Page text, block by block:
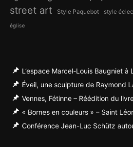
street art Style Paquebot style
église
L’espace Marcel-Louis Baugniet à
Éveil, une sculpture de Raymond
Vennes, Fétinne – Réédition du
« Bornes en couleurs » – Saint
Conférence Jean-Luc Schütz